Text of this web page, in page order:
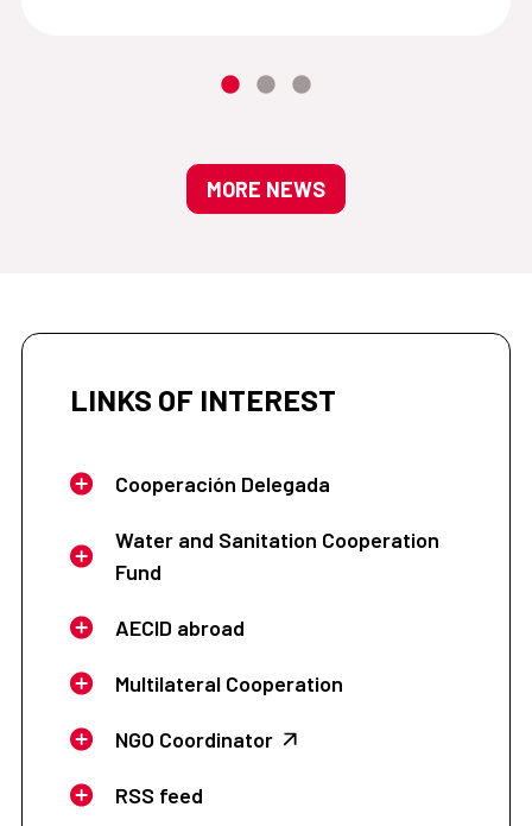
MORE NEWS
LINKS OF INTEREST
Cooperación Delegada
Water and Sanitation Cooperation
Fund
AECID abroad
Multilateral Cooperation
NGO Coordinator
RSS feed